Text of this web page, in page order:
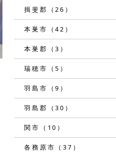
揖斐郡（26）
本巣市（42）
本巣郡（3）
瑞穂市（5）
羽島市（9）
羽島郡（30）
関市（10）
各務原市（37）